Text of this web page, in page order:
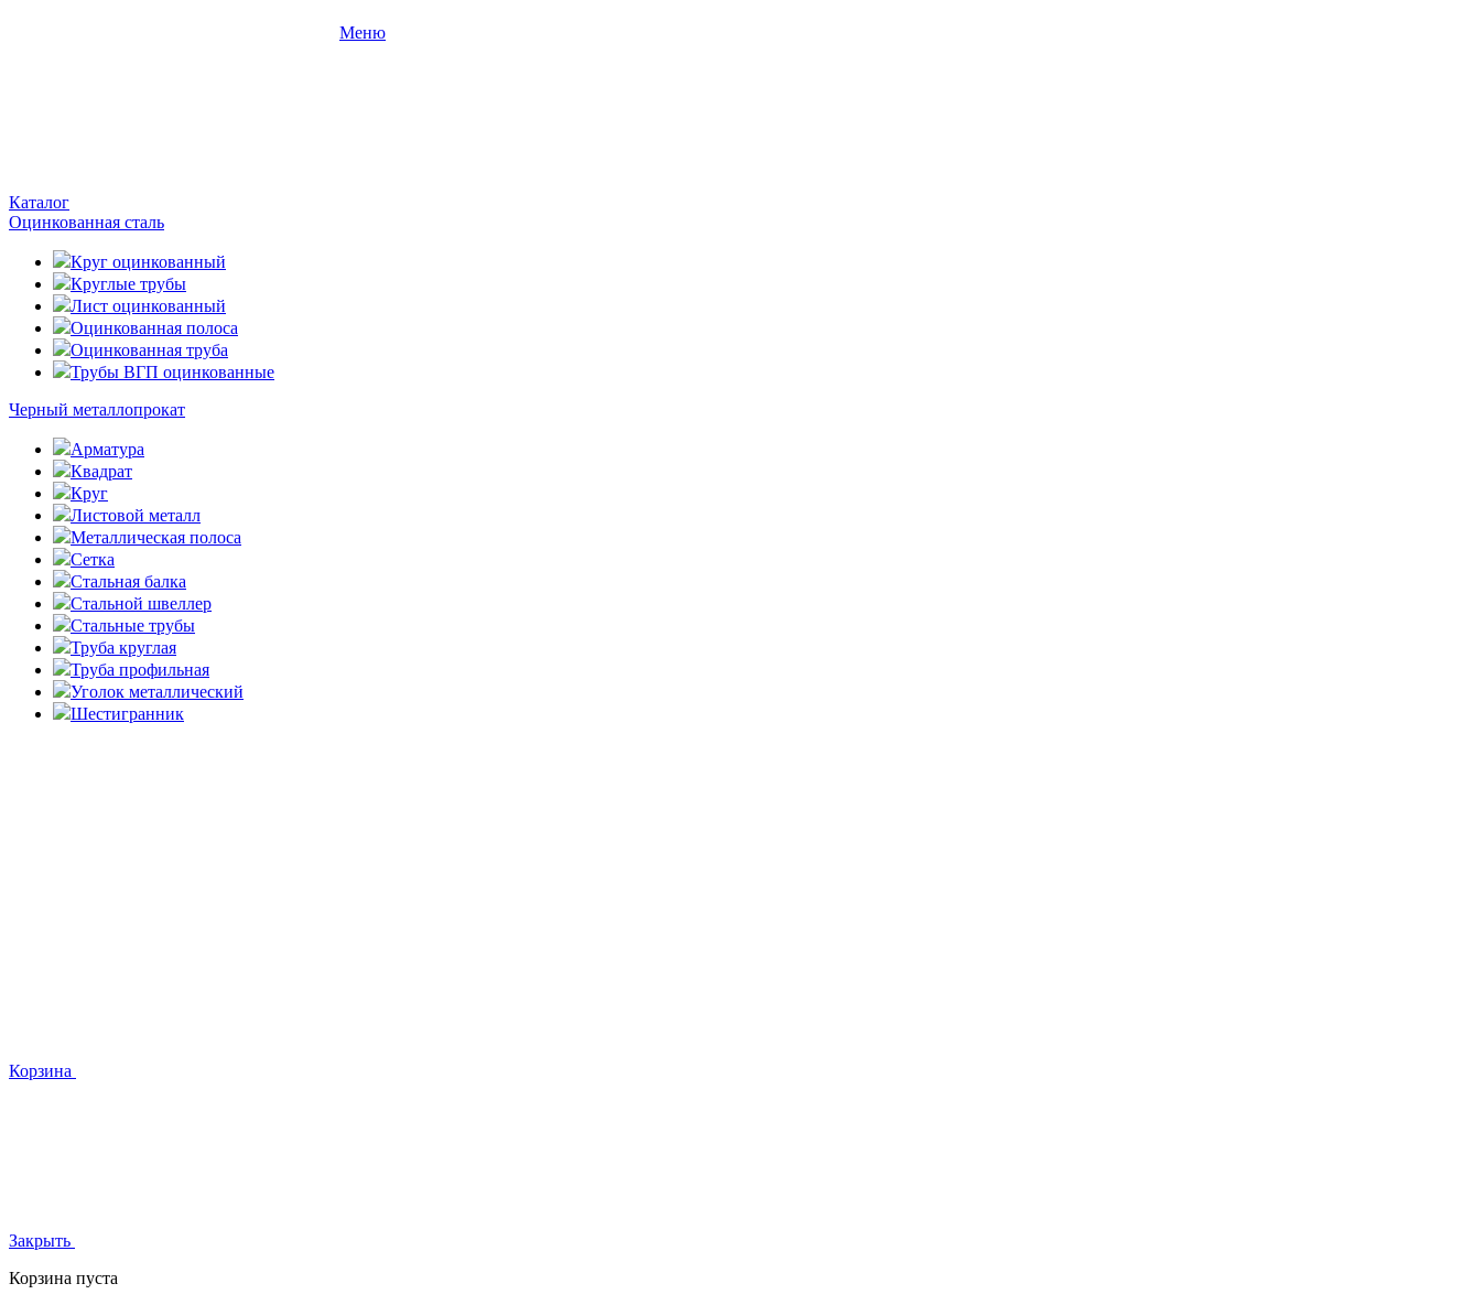
Меню
Каталог
Оцинкованная сталь
Круг оцинкованный
Круглые трубы
Лист оцинкованный
Оцинкованная полоса
Оцинкованная труба
Трубы ВГП оцинкованные
Черный металлопрокат
Арматура
Квадрат
Круг
Листовой металл
Металлическая полоса
Сетка
Стальная балка
Стальной швеллер
Стальные трубы
Труба круглая
Труба профильная
Уголок металлический
Шестигранник
Корзина
Закрыть
Корзина пуста